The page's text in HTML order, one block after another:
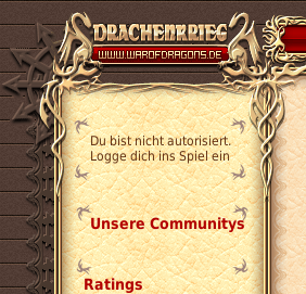
Du bist nicht autorisiert.
Logge dich ins Spiel ein
Unsere Communitys
Ratings